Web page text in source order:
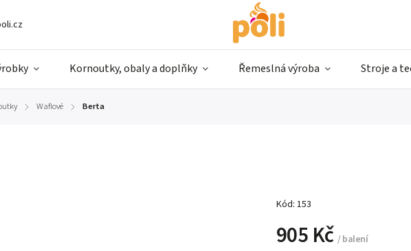
Kornoutky, obaly a doplňky Řemeslná výroba Stroje a
/ Waflové / Berta
Kód: 153
905 Kč / balení